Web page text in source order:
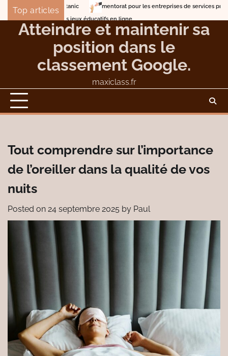
Skip
content
Top articlesmentorat pour les entreprises de services professionnels
Le
Lune de miel en mer sur les traces du Titanic
Atteindre et maintenir sa
position dans le
classement Google.
maxiclass.fr
Tout comprendre sur l’importance
de l’oreiller dans la qualité de vos
nuits
Posted on 24 septembre 2025 by Paul